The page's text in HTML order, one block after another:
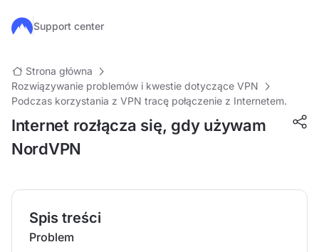
Przejdź do głównej treści
Support center
Strona główna
Rozwiązywanie problemów i kwestie dotyczące VPN
Podczas korzystania z VPN tracę połączenie z Internetem.
Internet rozłącza się, gdy używam
NordVPN
Spis treści
Problem